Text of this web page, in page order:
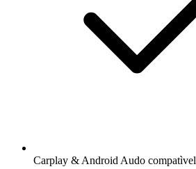
Carplay & Android Audo compatìvel